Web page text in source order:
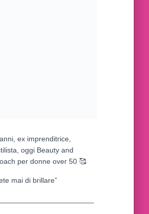
ex imprenditrice,
oggi Beauty and
per donne over 50 🥰
mai di brillare”